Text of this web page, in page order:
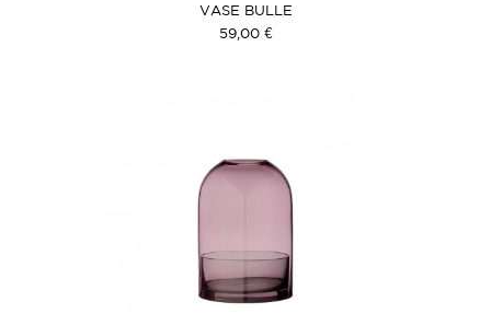
VASE BULLE
59,00 €